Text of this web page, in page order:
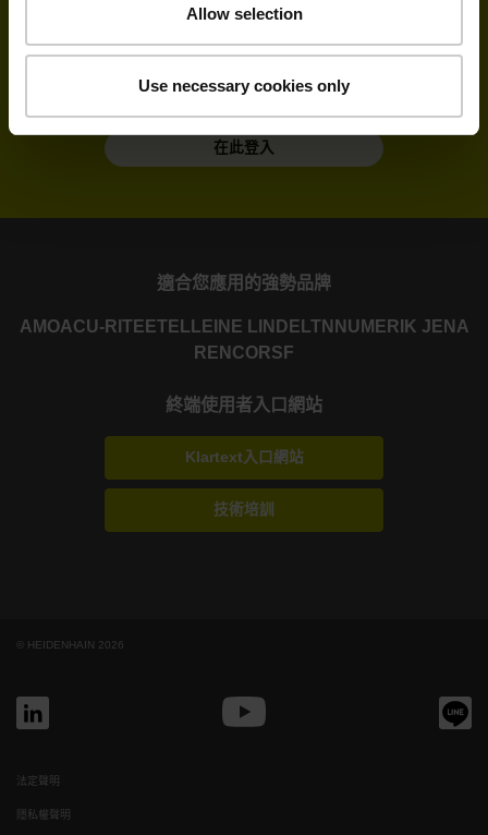
Allow selection
Use necessary cookies only
在此登入
適合您應用的強勢品牌
AMOACU-RITE ETEL LEINE LINDE LTN NUMERIK JENA
RENCORSF
終端使用者入口網站
Klartext入口網站
技術培訓
© HEIDENHAIN 2026
法定聲明
隱私權聲明